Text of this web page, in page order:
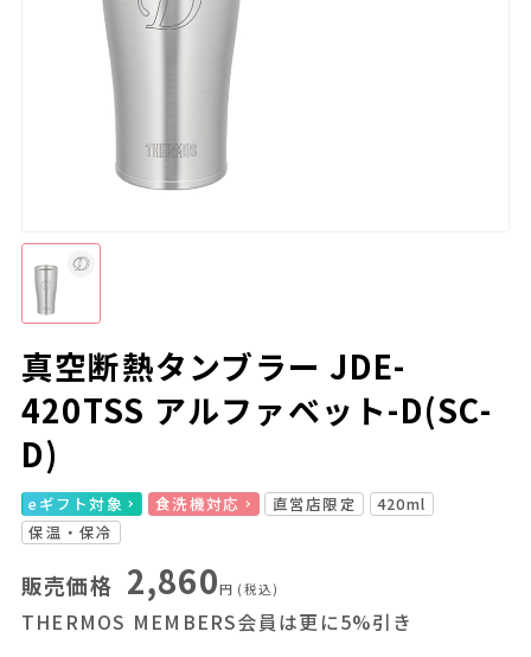
真空断熱タンブラー JDE-
420TSS アルファベット-D(SC-
D)
eギフト対象 食洗機対応 直営店限定
420ml
保温・保冷
販売価格 2,860円 (税込)
THERMOS MEMBERS会員は更に5%引き